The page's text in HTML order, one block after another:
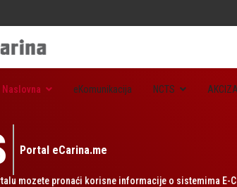
Naslovna eKomunikacija NCTS AKCIZA
Portal eCarina.me
mozete pronaći korisne informacije o sistemima E-